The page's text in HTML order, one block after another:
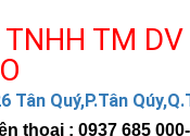
TNHH TM
Tân Quý,P.Tân
thoại : 0937 685 000